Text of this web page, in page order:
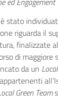
stato
riguarda il
finalizzate
di maggiore
da un
Green Team